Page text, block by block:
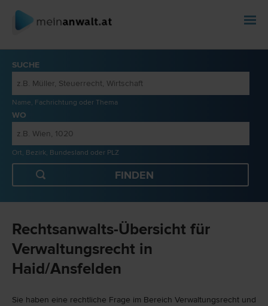
SUCHE
Name, Fachrichtung oder Thema
WO
Ort, Bezirk, Bundesland oder PLZ
Rechtsanwalts-Übersicht für
Verwaltungsrecht in
Haid/Ansfelden
Sie haben eine rechtliche Frage im Bereich Verwaltungsrecht und